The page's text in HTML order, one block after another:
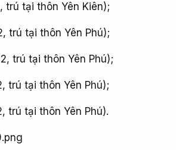
trú tại thôn Yên Kiên);
trú tại thôn Yên Phú);
trú tại thôn Yên Phú);
trú tại thôn Yên Phú);
trú tại thôn Yên Phú).